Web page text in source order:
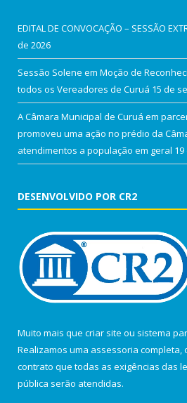
EDITAL DE CONVOCAÇÃO – SESSÃO
de 2026
Sessão Solene em Moção de
todos os Vereadores de Curuá 15 de
A Câmara Municipal de Curuá em
promoveu uma ação no prédio da
atendimentos a população em geral
DESENVOLVIDO POR CR2
Muito mais que criar site ou sistema
Realizamos uma assessoria completa,
contrato que todas as exigências das
pública serão atendidas.